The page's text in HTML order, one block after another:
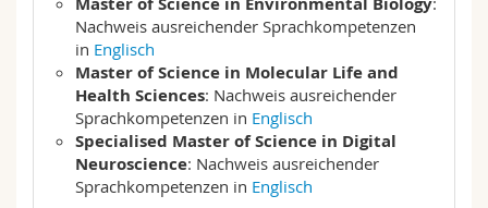
Nachweis ausreichender Sprachkompetenzen
in Englisch
Master of Science in Molecular Life and
Health Sciences: Nachweis ausreichender
Sprachkompetenzen in Englisch
Specialised Master of Science in Digital
Neuroscience: Nachweis ausreichender
Sprachkompetenzen in Englisch